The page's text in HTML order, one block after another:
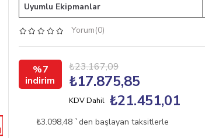
Uyumlu Ekipmanlar
Yorum(0)
7 ₺23.167,09
₺17.875,85
KDV Dahil ₺21.451,01
₺3.098,48 `den başlayan taksitlerle